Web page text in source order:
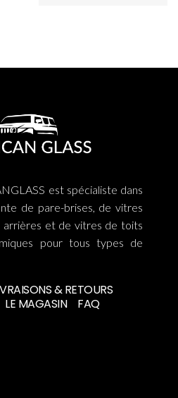
est spécialiste dans
de pare-brises, de vitres
arrières et de vitres de toits
pour tous types de
& RETOURS
LE MAGASIN FAQ